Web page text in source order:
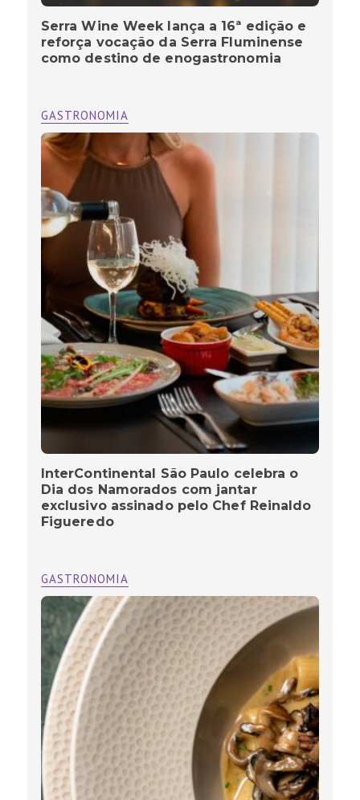
Serra Wine Week lança a 16ª edição e
reforça vocação da Serra Fluminense
como destino de enogastronomia
GASTRONOMIA
InterContinental São Paulo celebra o
Dia dos Namorados com jantar
exclusivo assinado pelo Chef Reinaldo
Figueredo
GASTRONOMIA